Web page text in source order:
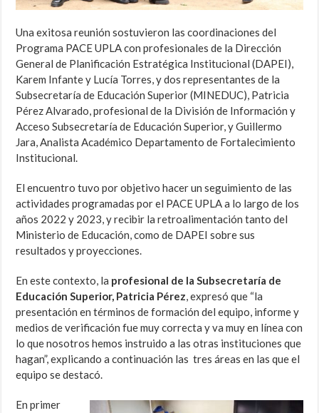
Una exitosa reunión sostuvieron las coordinaciones del
Programa PACE UPLA con profesionales de la Dirección
General de Planificación Estratégica Institucional (DAPEI),
Karem Infante y Lucía Torres, y dos representantes de la
Subsecretaría de Educación Superior (MINEDUC), Patricia
Pérez Alvarado,profesional de la División de Información y
Acceso Subsecretaría de Educación Superior,y Guillermo
Jara,Analista Académico Departamento de Fortalecimiento
Institucional.
El encuentro tuvo por objetivo hacer un seguimiento de las
actividades programadas por el PACE UPLA a lo largo de los
años 2022 y 2023, y recibir la retroalimentación tanto del
Ministerio de Educación, como de DAPEI sobre sus
resultados y proyecciones.
En este contexto, la profesional de laSubsecretaría de
Educación Superior, Patricia Pérez, expresó que “la
presentación en términos de formación del equipo, informe y
medios de verificación fue muy correcta y va muy en línea con
lo que nosotros hemos instruido a las otras instituciones que
hagan”,explicando a continuación las tres áreas en las que el
equipo se destacó.
En primer